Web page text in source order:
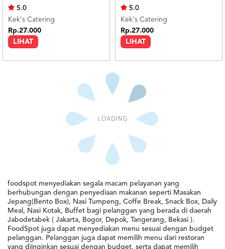
LIHAT
5.0
Kek's Catering
Rp.27.000
LIHAT
5.0
Kek's Catering
Rp.27.000
LIHAT
Rp.27.000
Nasi Daun Jeruk Set
LIHAT
Rp.27.000